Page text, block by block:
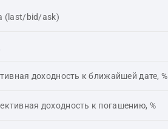
(last/bid/ask)
доходность к ближайшей дате, %
доходность к погашению, %